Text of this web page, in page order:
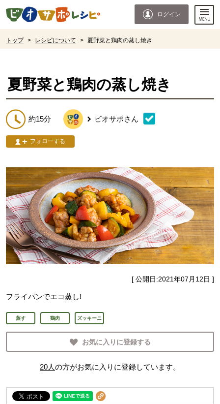
ページの先頭です。
ログイン
トップ > レシピについて > 夏野菜と鶏肉の蒸し焼き
夏野菜と鶏肉の蒸し焼き
約15分 ビオサポさん
フォローする
[ 公開日:2021年07月12日 ]
フライパンでエコ蒸し!
蒸す 鶏肉 ズッキーニ
お気に入りに登録する
20人の方がお気に入りに登録しています。